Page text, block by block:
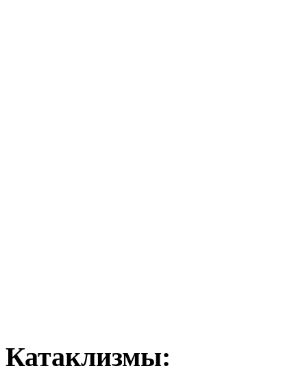
Катаклизмы: